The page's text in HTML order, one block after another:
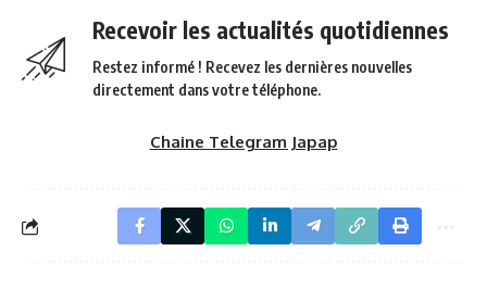
Recevoir les actualités quotidiennes
Restez informé ! Recevez les dernières nouvelles
directement dans votre téléphone.
Chaine Telegram Japap